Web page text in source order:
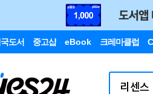
도서 중고샵 eBook 크레마클럽